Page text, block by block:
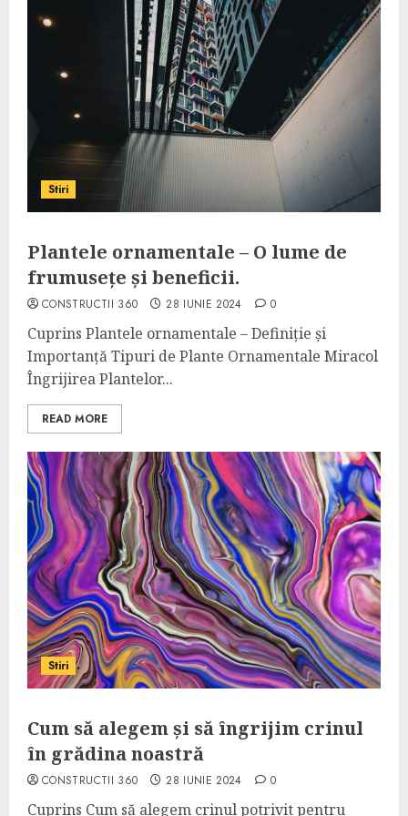
Stiri
Plantele ornamentale – O lume de
frumusețe și beneficii.
CONSTRUCTII 360 28 IUNIE 2024 0
Cuprins Plantele ornamentale – Definiție și
Importanță Tipuri de Plante Ornamentale Miracol
Îngrijirea Plantelor...
READ MORE
Stiri
Cum să alegem și să îngrijim crinul
în grădina noastră
CONSTRUCTII 360 28 IUNIE 2024 0
Cuprins Cum să alegem crinul potrivit pentru